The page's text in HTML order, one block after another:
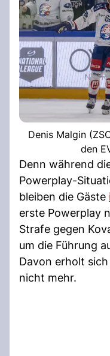
Denis Malgin
den
Denn während
Powerplay-
bleiben die Gäste
erste Powerplay
Strafe gegen
um die Führung
Davon erholt
nicht mehr.